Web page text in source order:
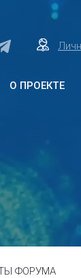
О ПРОЕКТЕ
ФОРУМА